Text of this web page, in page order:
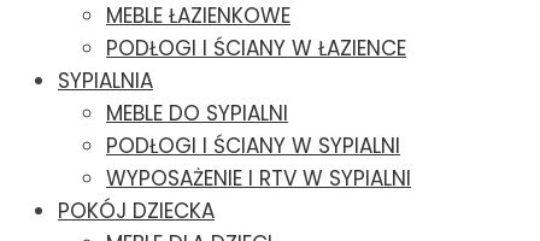
MEBLE ŁAZIENKOWE
PODŁOGI I ŚCIANY W ŁAZIENCE
SYPIALNIA
MEBLE DO SYPIALNI
PODŁOGI I ŚCIANY W SYPIALNI
WYPOSAŻENIE I RTV W SYPIALNI
POKÓJ DZIECKA